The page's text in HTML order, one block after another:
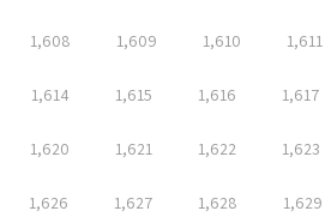
1,608 1,609 1,610 1,611
1,614 1,615 1,616 1,617
1,620 1,621 1,622 1,623
1,626 1,627 1,628 1,629